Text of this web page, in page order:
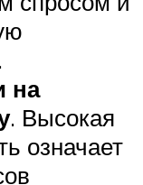
на
. Высокая
означает